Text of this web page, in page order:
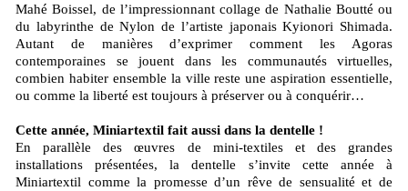
Mahé Boissel, de l’impressionnant collage de Nathalie Boutté ou
du labyrinthe de Nylon de l’artiste japonais Kyionori Shimada.
Autant de manières d’exprimer comment les Agoras
contemporaines se jouent dans les communautés virtuelles,
combien habiter ensemble la ville reste une aspiration essentielle,
ou comme la liberté est toujours à préserver ou à conquérir…
Cette année, Miniartextil fait aussi dans la dentelle !
En parallèle des œuvres de mini-textiles et des grandes
installations présentées, la dentelle s’invite cette année à
Miniartextil comme la promesse d’un rêve de sensualité et de